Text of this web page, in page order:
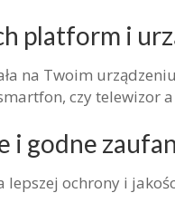
platform i
na Twoim
czy telewizor
i godne
lepszej ochrony i